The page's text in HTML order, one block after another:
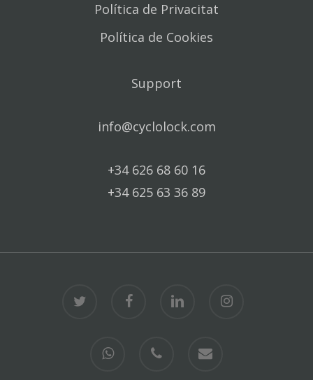
Política de Privacitat
Política de Cookies
Support
info@cyclolock.com
+34 626 68 60 16
+34 625 63 36 89
facebook